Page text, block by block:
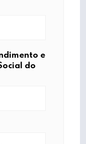
e
do